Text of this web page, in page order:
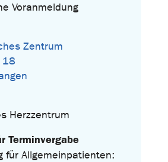
Voranmeldung
Zentrum
18
Herzzentrum
Terminvergabe
für Allgemeinpatienten: